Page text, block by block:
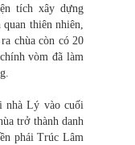
tích xây dựng
thiên nhiên,
chùa còn có 20
vòm đã làm
nhà Lý vào cuối
trở thành danh
phái Trúc Lâm